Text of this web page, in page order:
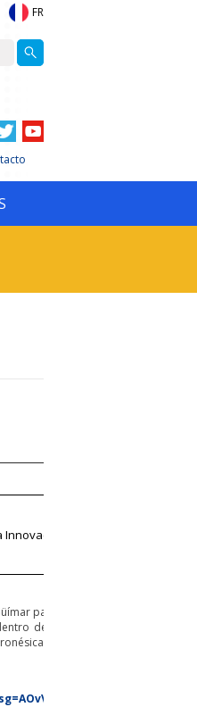
FR
en Canarias 2021
para conocer las actividades
del proyecto europeo
.